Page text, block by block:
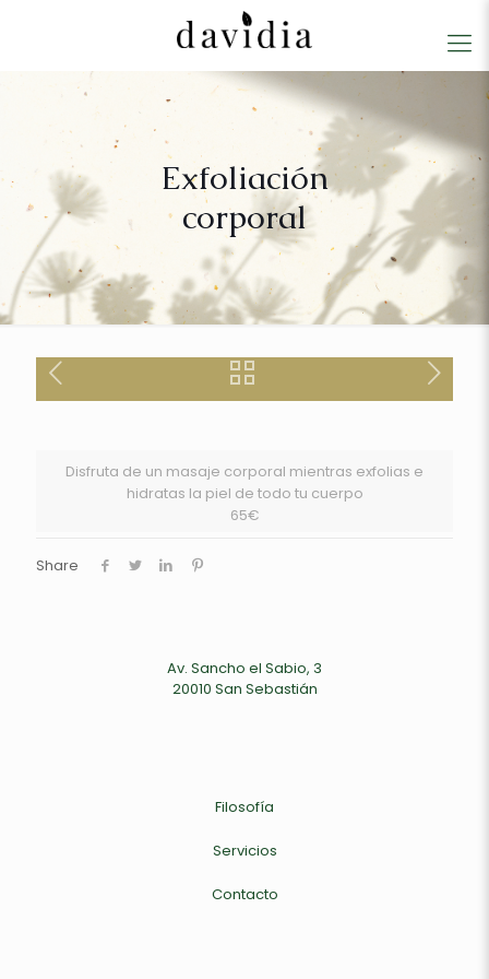
Exfoliación
corporal
Disfruta de un masaje corporal mientras exfolias e
hidratas la piel de todo tu cuerpo
65€
Share
Av. Sancho el Sabio, 3
20010 San Sebastián
Filosofía
Servicios
Contacto